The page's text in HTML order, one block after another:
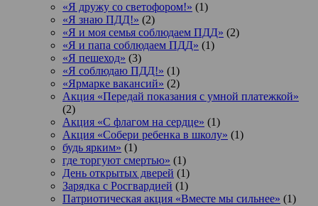
«Я дружу со светофором!» (1)
«Я знаю ПДД!» (2)
«Я и моя семья соблюдаем ПДД» (2)
«Я и папа соблюдаем ПДД» (1)
«Я пешеход» (3)
«Я соблюдаю ПДД!» (1)
«Ярмарке вакансий» (2)
Акция «Передай показания с умной платежкой»
(2)
Акция «С флагом на сердце» (1)
Акция «Собери ребенка в школу» (1)
будь ярким» (1)
где торгуют смертью» (1)
День открытых дверей (1)
Зарядка с Росгвардией (1)
Патриотическая акция «Вместе мы сильнее» (1)